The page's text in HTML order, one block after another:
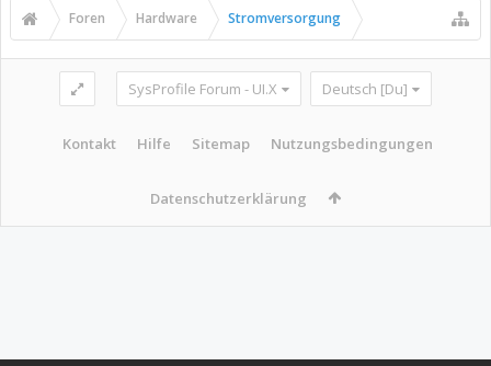
Foren Hardware Stromversorgung
SysProfile Forum - UI.X Deutsch [Du]
Kontakt Hilfe Sitemap Nutzungsbedingungen
Datenschutzerklärung